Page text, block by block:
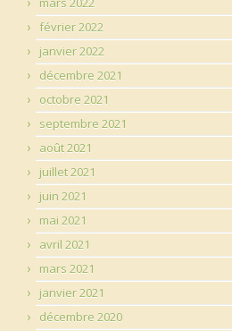
février 2022
janvier 2022
décembre 2021
octobre 2021
septembre 2021
août 2021
juillet 2021
juin 2021
mai 2021
avril 2021
mars 2021
janvier 2021
décembre 2020